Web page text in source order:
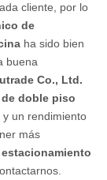
cliente, por lo
de
ha sido bien
buena
Co., Ltd.
doble piso
un rendimiento
más